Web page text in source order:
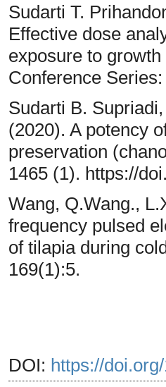
Sudarti T.
Effective dose
exposure to
Conference
Sudarti B.
(2020). A potency
preservation
1465 (1). https://
Wang, Q.Wang.,
frequency pulsed
of tilapia during
169(1):5.
DOI: https://